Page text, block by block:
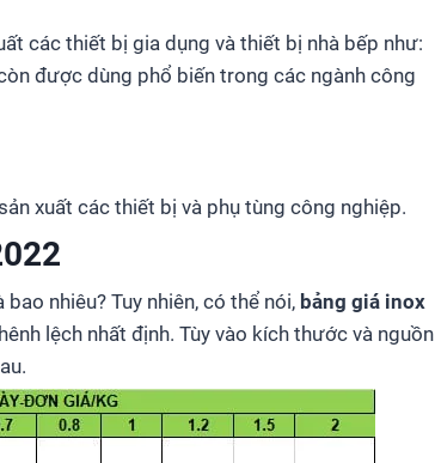
các thiết bị gia dụng và thiết bị nhà bếp như:
được dùng phổ biến trong các ngành công
xuất các thiết bị và phụ tùng công nghiệp.
nhiêu? Tuy nhiên, có thể nói, bảng giá inox
lệch nhất định. Tùy vào kích thước và nguồn